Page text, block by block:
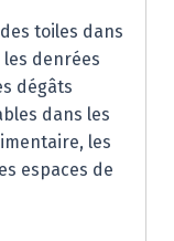
toiles dans
denrées
dégâts
dans les
les
espaces de